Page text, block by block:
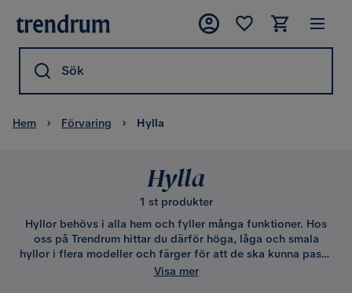
Sök
Hem Förvaring Hylla
Hylla
1 st produkter
Hyllor behövs i alla hem och fyller många funktioner. Hos
oss på Trendrum hittar du därför höga, låga och smala
hyllor i flera modeller och färger för att de ska kunna passa
in överallt. Alla har det gemensamt att de är både praktiska
Visa mer